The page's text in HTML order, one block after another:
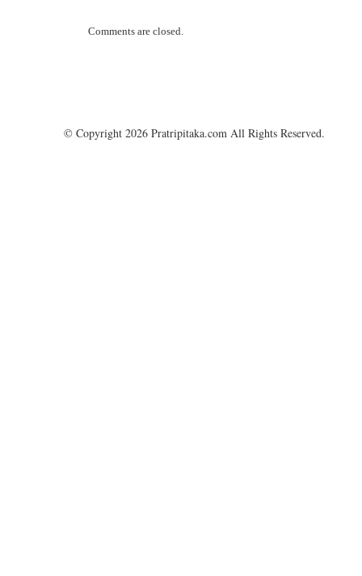
Comments are closed.
© Copyright 2026 Pratripitaka.com All Rights Reserved.